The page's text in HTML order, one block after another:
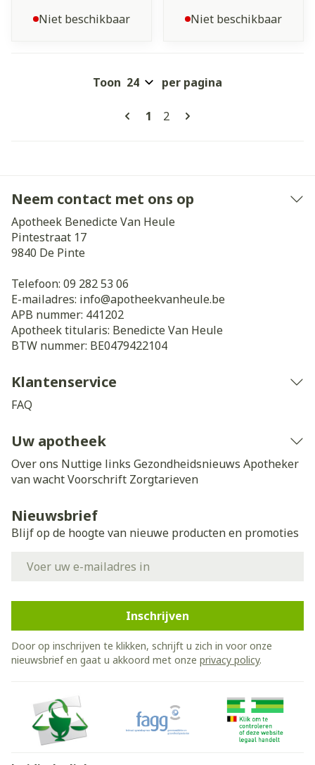
Niet beschikbaar Niet beschikbaar
Pagina's
U lees momenteel pagina
1 Pagina
2
Toon per pagina
Neem contact met ons op
Apotheek Benedicte Van Heule
Pintestraat 17
9840 De Pinte
Telefoon: 09 282 53 06
E-mailadres: info@apotheekvanheule.be
APB nummer: 441202
Apotheek titularis: Benedicte Van Heule
BTW nummer: BE0479422104
Klantenservice
FAQ
Uw apotheek
Over ons Nuttige links Gezondheidsnieuws Apotheker
van wachtVoorschrift Zorgtarieven
Nieuwsbrief
Blijf op de hoogte van nieuwe producten en promoties
Inschrijven
Door op inschrijven te klikken, schrijft u zich in voor onze
nieuwsbrief en gaat u akkoord met onze privacy policy.